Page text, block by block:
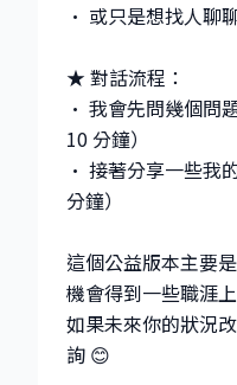
• 或只是想找人聊
★ 對話流程：
• 我會先問幾個問
10 分鐘）
• 接著分享一些我
分鐘）
這個公益版本主要
機會得到一些職涯
如果未來你的狀況
詢 😊